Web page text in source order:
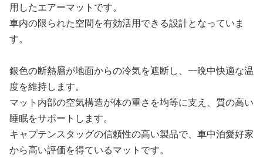
用したエアーマットです。
車内の限られた空間を有効活用できる設計となっていま
す。
銀色の断熱層が地面からの冷気を遮断し、一晩中快適な温
度を維持します。
マット内部の空気構造が体の重さを均等に支え、質の高い
睡眠をサポートします。
キャプテンスタッグの信頼性の高い製品で、車中泊愛好家
から高い評価を得ているマットです。